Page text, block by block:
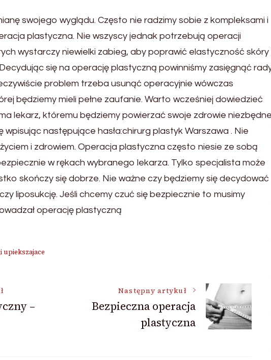
swojego wyglądu. Często nie radzimy sobie z kompleksami i
plastyczna. Nie wszyscy jednak potrzebują operacji
wystarczy niewielki zabieg, aby poprawić elastyczność skóry
się na operację plastyczną powinniśmy zasięgnąć
problem trzeba usunąć operacyjnie wówczas
będziemy mieli pełne zaufanie. Warto wcześniej dowiedzieć
lekarz, któremu będziemy powierzać swoje zdrowie niezbędne
następujące hasła:chirurg plastyk Warszawa . Nie
i zdrowiem. Operacja plastyczna często niesie ze sobą
w rękach wybranego lekarza. Tylko specjalista może
skończy się dobrze. Nie ważne czy będziemy się decydować
liposukcję. Jeśli chcemy czuć się bezpiecznie to musimy
operację plastyczną
upiekszajace
–
Następny artykuł
Bezpieczna operacja
plastyczna